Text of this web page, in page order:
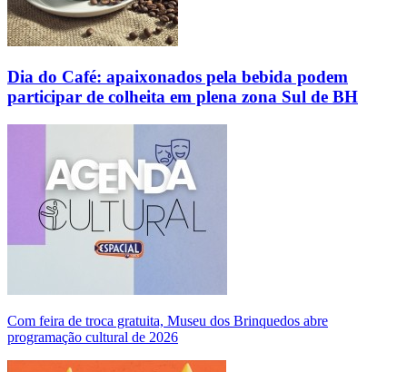
Dia do Café: apaixonados pela bebida podem
participar de colheita em plena zona Sul de BH
Com feira de troca gratuita, Museu dos Brinquedos abre
programação cultural de 2026